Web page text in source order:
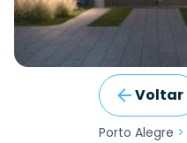
Voltar
Porto Alegre >